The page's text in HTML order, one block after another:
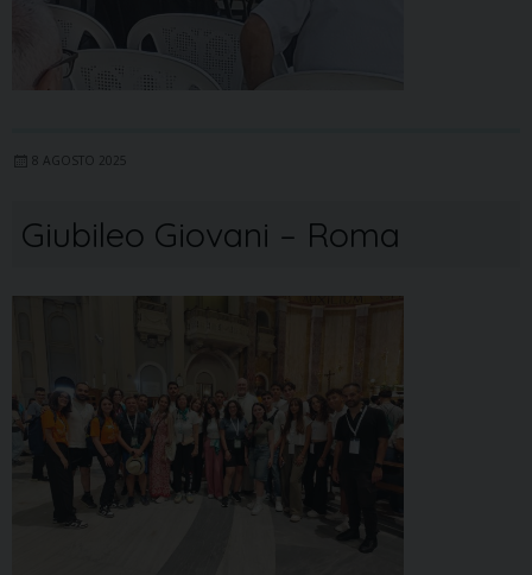
8 AGOSTO 2025
Giubileo Giovani – Roma